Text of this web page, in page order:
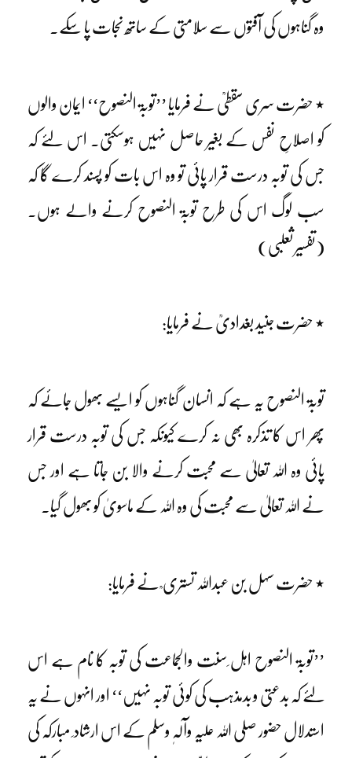
وہ گناہوں کی آفتوں سے سلامتی کے ساتھ نجات پا سکے۔
٭ حضرت سری سقطیؒ نے فرمایا ’’توبۃ النصوح‘‘ ایمان والوں
کو اصلاحِ نفس کے بغیر حاصل نہیں ہوسکتی۔ اس لئے کہ
جس کی توبہ درست قرار پائی تو وہ اس بات کو پسند کرے گا کہ
سب لوگ اس کی طرح توبۃ النصوح کرنے والے ہوں۔
(تفسیر ثعلبی)
٭ حضرت جنید بغدادیؒ نے فرمایا:
توبۃ النصوح یہ ہے کہ انسان گناہوں کو ایسے بھول جائے کہ
پھر اس کا تذکرہ بھی نہ کرے کیونکہ جس کی توبہ درست قرار
پائی وہ اللہ تعالیٰ سے محبت کرنے والا بن جاتا ہے اور جس
نے اللہ تعالیٰ سے محبت کی وہ اللہ کے ماسویٰ کو بھول گیا۔
٭ حضرت سہل بن عبداللہ تستری ؒ نے فرمایا:
’’توبۃ النصوح اہل ِسنت والجماعت کی توبہ کا نام ہے اس
لئے کہ بدعتی و بدمذہب کی کوئی توبہ نہیں‘‘ اور انہوں نے یہ
استدلال حضور صلی اللہ علیہ وآلہٖ وسلم کے اس ارشاد ِ مبارکہ کی